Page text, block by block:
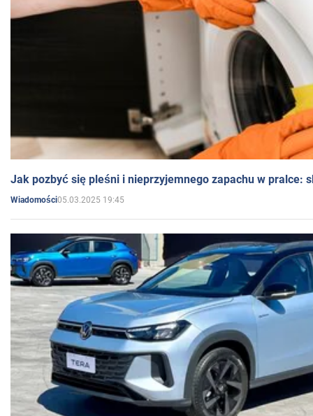
Jak pozbyć się pleśni i nieprzyjemnego zapachu w pralce:
Wiadomości05.03.2025 19:45